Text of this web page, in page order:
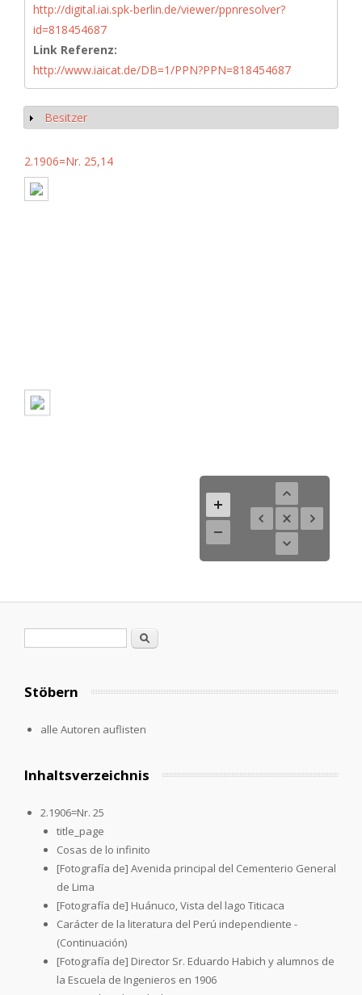
http://digital.iai.spk-berlin.de/viewer/ppnresolver?
id=818454687
Link Referenz:
http://www.iaicat.de/DB=1/PPN?PPN=818454687
Show
Besitzer
2.1906=Nr. 25,14
Search
Stöbern
alle Autoren auflisten
Inhaltsverzeichnis
2.1906=Nr. 25
title_page
Cosas de lo infinito
[Fotografía de] Avenida principal del Cementerio General
de Lima
[Fotografía de] Huánuco, Vista del lago Titicaca
Carácter de la literatura del Perú independiente -
(Continuación)
[Fotografía de] Director Sr. Eduardo Habich y alumnos de
la Escuela de Ingenieros en 1906